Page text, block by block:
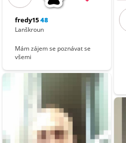
fredy1548
Lanškroun
Mám zájem se poznávat se
všemi